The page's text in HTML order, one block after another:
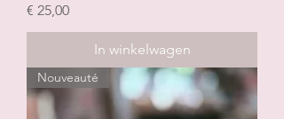
Prijs
€ 25,00
In winkelwagen
Nouveauté